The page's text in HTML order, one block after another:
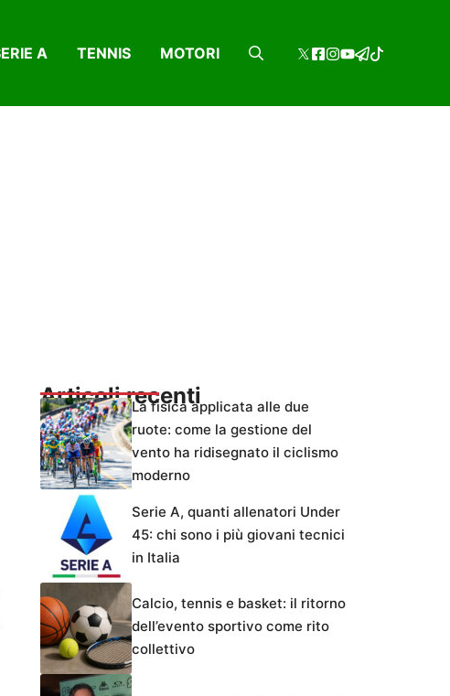
A TENNIS MOTORI
Articoli recentiLa fisica applicata alle due
ruote: come la gestione del
vento ha ridisegnato il ciclismo
moderno
Serie A, quanti allenatori Under
45: chi sono i più giovani tecnici
in Italia
Calcio, tennis e basket: il ritorno
dell’evento sportivo come rito
collettivo